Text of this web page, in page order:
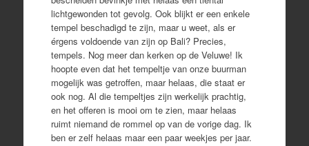
lichtgewonden tot gevolg. Ook blijkt er een enkele
tempel beschadigd te zijn, maar u weet, als er
érgens voldoende van zijn op Bali? Precies,
tempels. Nog meer dan kerken op de Veluwe! Ik
hoopte even dat het tempeltje van onze buurman
mogelijk was getroffen, maar helaas, die staat er
ook nog. Al die tempeltjes zijn werkelijk prachtig,
en het offeren is mooi om te zien, maar helaas
ruimt niemand de rommel op van de vorige dag. Ik
ben er zelf helaas maar een paar weekjes per jaar.